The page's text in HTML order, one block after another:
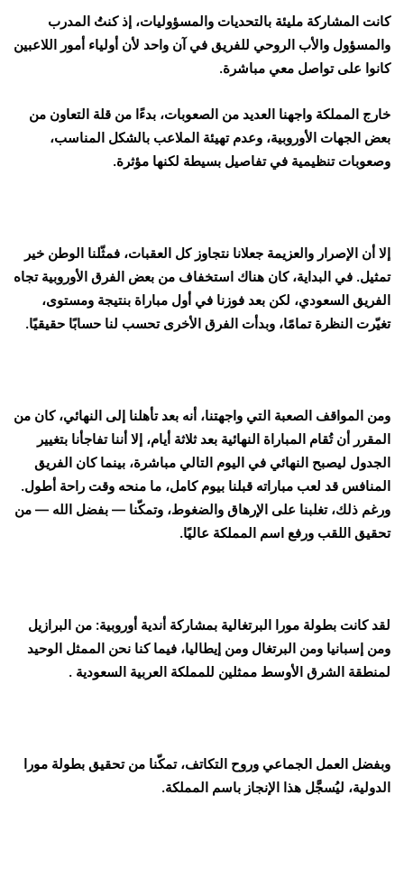
كانت المشاركة مليئة بالتحديات والمسؤوليات، إذ كنتُ المدرب
والمسؤول والأب الروحي للفريق في آن واحد لأن أولياء أمور اللاعبين
كانوا على تواصل معي مباشرة.
خارج المملكة واجهنا العديد من الصعوبات، بدءًا من قلة التعاون من
بعض الجهات الأوروبية، وعدم تهيئة الملاعب بالشكل المناسب،
وصعوبات تنظيمية في تفاصيل بسيطة لكنها مؤثرة.
إلا أن الإصرار والعزيمة جعلانا نتجاوز كل العقبات، فمثّلنا الوطن خير
تمثيل. في البداية، كان هناك استخفاف من بعض الفرق الأوروبية تجاه
الفريق السعودي، لكن بعد فوزنا في أول مباراة بنتيجة ومستوى،
تغيّرت النظرة تمامًا، وبدأت الفرق الأخرى تحسب لنا حسابًا حقيقيًا.
ومن المواقف الصعبة التي واجهتنا، أنه بعد تأهلنا إلى النهائي، كان من
المقرر أن تُقام المباراة النهائية بعد ثلاثة أيام، إلا أننا تفاجأنا بتغيير
الجدول ليصبح النهائي في اليوم التالي مباشرة، بينما كان الفريق
المنافس قد لعب مباراته قبلنا بيوم كامل، ما منحه وقت راحة أطول.
ورغم ذلك، تغلبنا على الإرهاق والضغوط، وتمكّنا — بفضل الله — من
تحقيق اللقب ورفع اسم المملكة عاليًا.
لقد كانت بطولة مورا البرتغالية بمشاركة أندية أوروبية: من البرازيل
ومن إسبانيا ومن البرتغال ومن إيطاليا، فيما كنا نحن الممثل الوحيد
لمنطقة الشرق الأوسط ممثلين للمملكة العربية السعودية .
وبفضل العمل الجماعي وروح التكاتف، تمكّنا من تحقيق بطولة مورا
الدولية، ليُسجَّل هذا الإنجاز باسم المملكة.